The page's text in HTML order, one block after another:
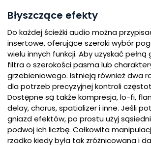
Błyszczące efekty
Do każdej ścieżki audio można
insertowe, oferujące szeroki wybór
wielu innych funkcji. Aby uzyskać
filtra o szerokości pasma lub
grzebieniowego. Istnieją również dwa
dla potrzeb precyzyjnej kontroli
Dostępne są także kompresja, lo-fi,
delay, chorus, spatializer i inne. Jeśli
gniazd efektów, po prostu użyj
podwoj ich liczbę. Całkowita
rzadko kiedy była tak zróżnicowana i